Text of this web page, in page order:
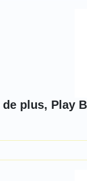
plus, Play